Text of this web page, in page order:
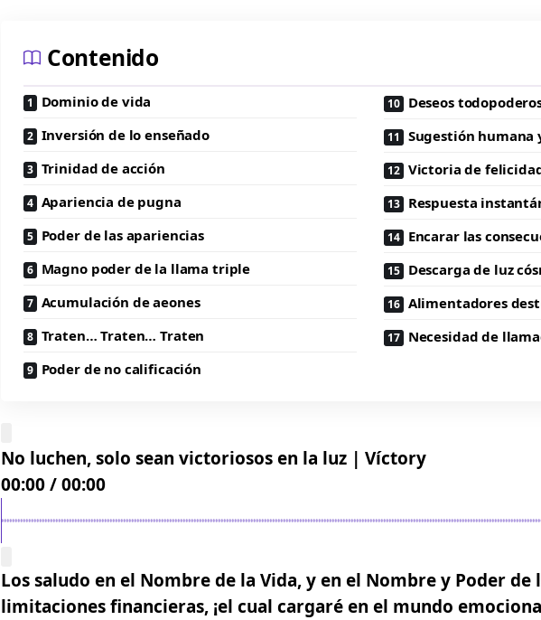
Contenido
Dominio de vida
Inversión de lo enseñado
Trinidad de acción
Apariencia de pugna
Poder de las apariencias
Magno poder de la llama triple
Acumulación de aeones
Traten… Traten… Traten
Poder de no calificación
Deseos
Sugestión humana
Victoria de
Respuesta
Encarar las
Descarga de luz
Alimentadores
Necesidad de
No luchen, solo sean victoriosos en la luz | Víctory
00:00 / 00:00
Los saludo en el Nombre de la Vida, y en el Nombre y Poder
limitaciones financieras, ¡el cual cargaré en el mundo